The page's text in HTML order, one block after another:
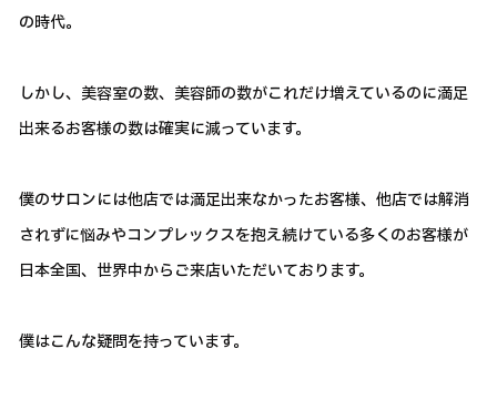
の時代。
しかし、美容室の数、美容師の数がこれだけ増えているのに満足
出来るお客様の数は確実に減っています。
僕のサロンには他店では満足出来なかったお客様、他店では解消
されずに悩みやコンプレックスを抱え続けている多くのお客様が
日本全国、世界中からご来店いただいております。
僕はこんな疑問を持っています。